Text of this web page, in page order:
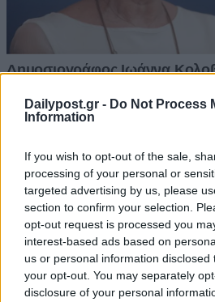
Dailypost.gr - Do Not Process
Information
If you wish to opt-out of the sale,
processing of your personal or
targeted advertising by us, please
section to confirm your selection.
opt-out request is processed you
interest-based ads based on
us or personal information
your opt-out. You may separately
disclosure of your personal